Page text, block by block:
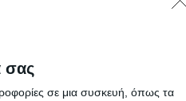
σας
σε μια συσκευή, όπως τα
τα